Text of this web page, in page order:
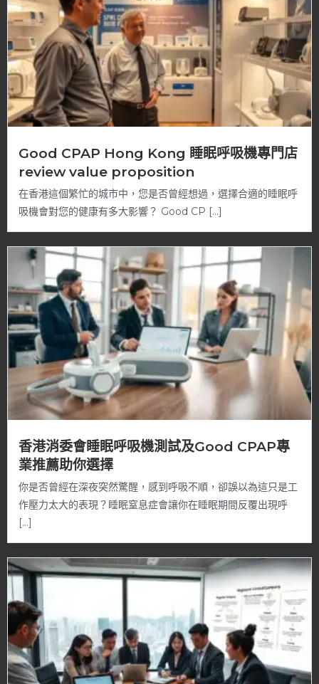
Good CPAP Hong Kong 睡眠呼吸機專門店
review value proposition
在香港這個繁忙的城市中，您是否曾經想過，選擇合適的睡眠呼
吸機會對您的健康有多大影響？ Good CP […]
香港消委會睡眠呼吸機測試及Good CPAP專
業推薦助你選擇
你是否曾經在深夜突然驚醒，感到呼吸不順，卻誤以為這只是工
作壓力太大的表現？睡眠窒息症會讓你在睡眠期間反覆出現呼
[…]